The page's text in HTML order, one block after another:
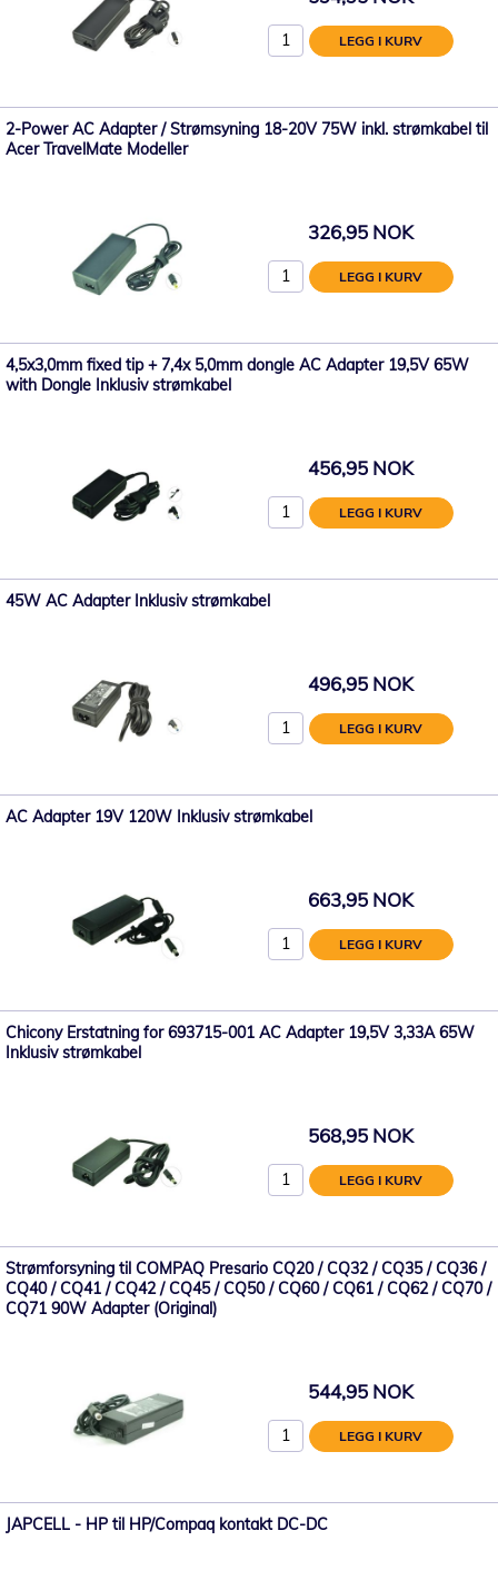
LEGG I KURV
2-Power AC Adapter / Strømsyning 18-20V 75W inkl. strømkabel til
Acer TravelMate Modeller
326,95 NOK
LEGG I KURV
4,5x3,0mm fixed tip + 7,4x 5,0mm dongle AC Adapter 19,5V 65W
with Dongle Inklusiv strømkabel
456,95 NOK
LEGG I KURV
45W AC Adapter Inklusiv strømkabel
496,95 NOK
LEGG I KURV
AC Adapter 19V 120W Inklusiv strømkabel
663,95 NOK
LEGG I KURV
Chicony Erstatning for 693715-001 AC Adapter 19,5V 3,33A 65W
Inklusiv strømkabel
568,95 NOK
LEGG I KURV
Strømforsyning til COMPAQ Presario CQ20 / CQ32 / CQ35 / CQ36 /
CQ40 / CQ41 / CQ42 / CQ45 / CQ50 / CQ60 / CQ61 / CQ62 / CQ70 /
CQ71 90W Adapter (Original)
544,95 NOK
LEGG I KURV
JAPCELL - HP til HP/Compaq kontakt DC-DC